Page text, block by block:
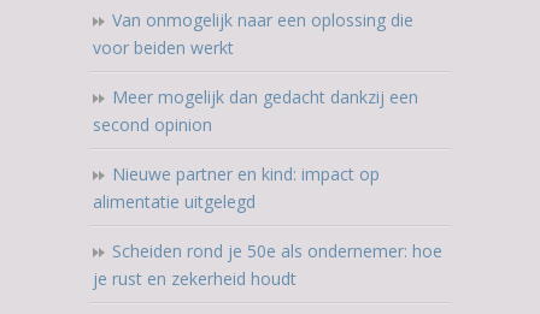
Van onmogelijk naar een oplossing die
voor beiden werkt
Meer mogelijk dan gedacht dankzij een
second opinion
Nieuwe partner en kind: impact op
alimentatie uitgelegd
Scheiden rond je 50e als ondernemer: hoe
je rust en zekerheid houdt